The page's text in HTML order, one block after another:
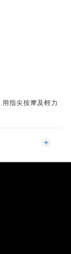
指尖按摩及輕力